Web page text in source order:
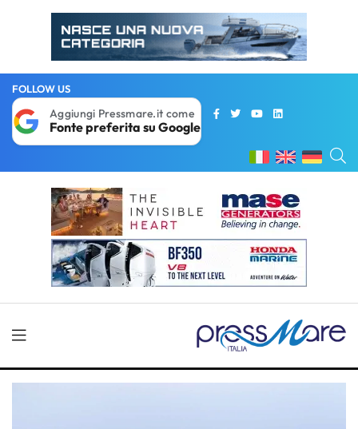
FOLLOW US
Aggiungi Pressmare.it come
Fonte preferita su Google